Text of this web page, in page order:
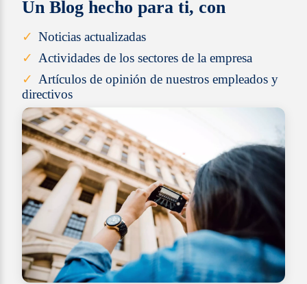
Un Blog hecho para ti, con
Noticias actualizadas
Actividades de los sectores de la empresa
Artículos de opinión de nuestros empleados y
directivos